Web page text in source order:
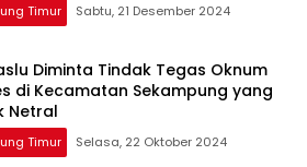
Timur Sabtu, 21 Desember 2024
Diminta Tindak Tegas Oknum
di Kecamatan Sekampung yang
Netral
Timur Selasa, 22 Oktober 2024